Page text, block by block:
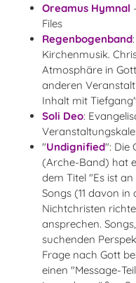
Oreamus Hymnal
Files
Regenbogenband:
Kirchenmusik.
Atmosphäre in
anderen
Inhalt mit
Soli Deo:
"Undignified": Die
(Arche-Band) hat
dem Titel "Es ist
Songs (11 davon
Nichtchristen
ansprechen.
suchenden
Frage nach Gott
einen "Message-